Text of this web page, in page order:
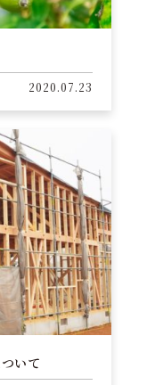
2020.07.23
いて